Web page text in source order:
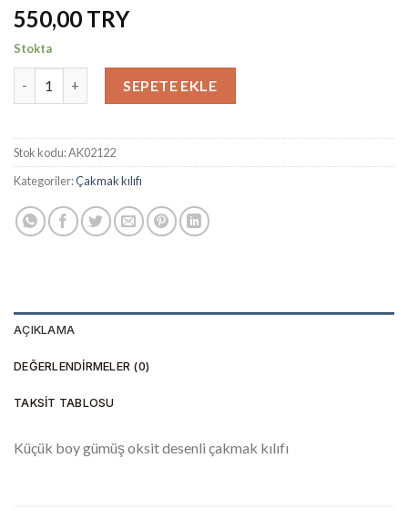
550,00
Stokta
SEPETE EKLE
Stok kodu:AK02122
Kategoriler:Çakmak kılıfı
AÇIKLAMA
DEĞERLENDIRMELER (0)
TAKSIT TABLOSU
Küçük boy gümüş oksit desenli çakmak kılıfı